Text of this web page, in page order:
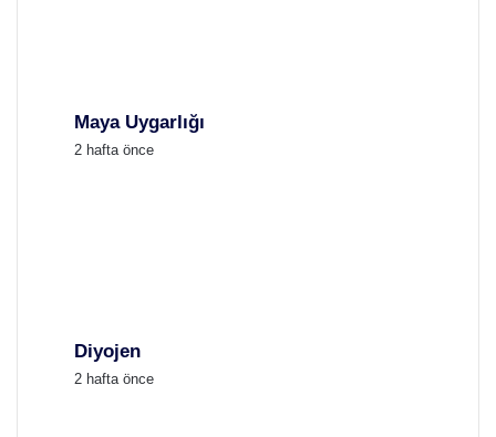
Maya Uygarlığı
2 hafta önce
Diyojen
2 hafta önce